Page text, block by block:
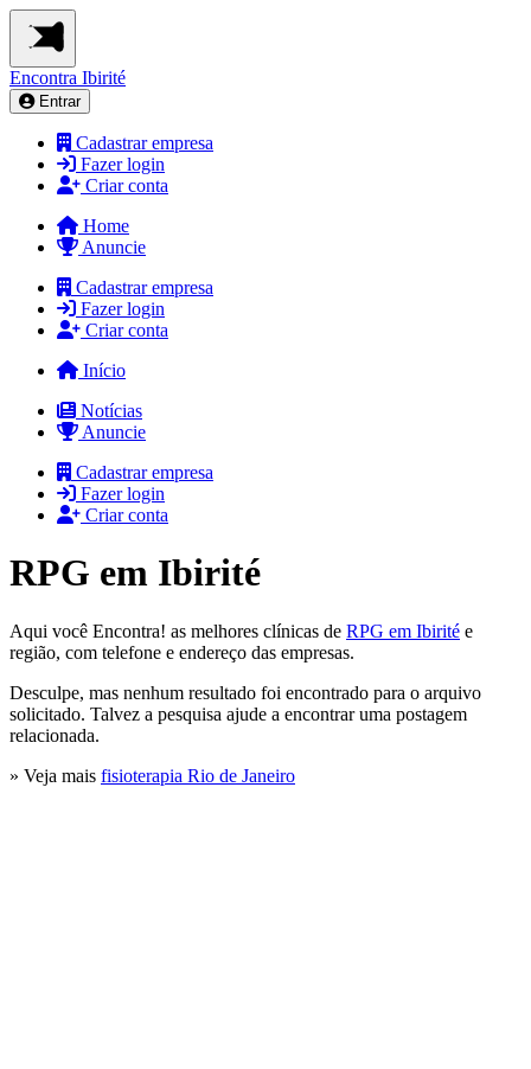
Encontra Ibirité
Entrar
Cadastrar empresa
Fazer login
Criar conta
Home
Anuncie
Cadastrar empresa
Fazer login
Criar conta
Início
Notícias
Anuncie
Cadastrar empresa
Fazer login
Criar conta
RPG em Ibirité
Aqui você Encontra! as melhores clínicas de RPG em Ibirité e
região, com telefone e endereço das empresas.
Desculpe, mas nenhum resultado foi encontrado para o arquivo
solicitado. Talvez a pesquisa ajude a encontrar uma postagem
relacionada.
» Veja mais fisioterapia Rio de Janeiro